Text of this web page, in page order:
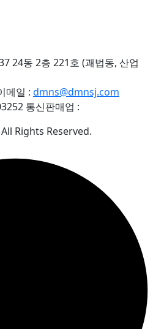
24동 2층 221호 (괘법동, 산업
메일 : dmns@dmnsj.com
통신판매업 :
Rights Reserved.